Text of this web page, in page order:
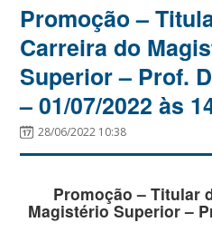
Promoção –
Carreira do
Superior – Prof.
– 01/07/2022 às
28/06/2022 10:38
Promoção – Titular
Magistério Superior –